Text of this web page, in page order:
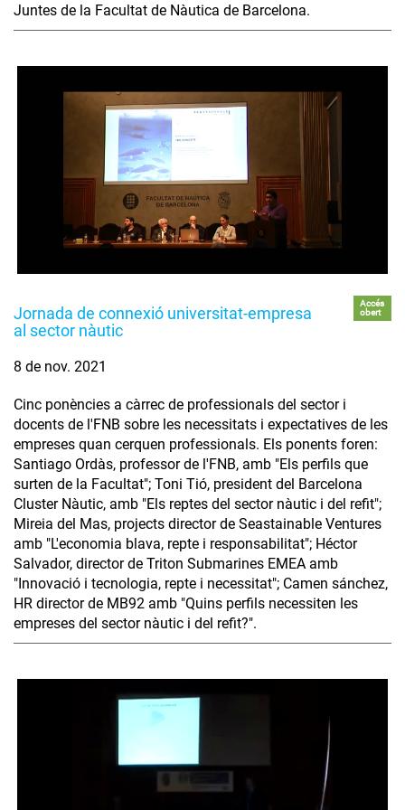
Juntes de la Facultat de Nàutica de Barcelona.
Jornada de connexió universitat-empresa
al sector nàutic
Accés
obert
8 de nov. 2021
Cinc ponències a càrrec de professionals del sector i
docents de l'FNB sobre les necessitats i expectatives de les
empreses quan cerquen professionals. Els ponents foren:
Santiago Ordàs, professor de l'FNB, amb "Els perfils que
surten de la Facultat"; Toni Tió, president del Barcelona
Cluster Nàutic, amb "Els reptes del sector nàutic i del refit";
Mireia del Mas, projects director de Seastainable Ventures
amb "L'economia blava, repte i responsabilitat"; Héctor
Salvador, director de Triton Submarines EMEA amb
"Innovació i tecnologia, repte i necessitat"; Camen sánchez,
HR director de MB92 amb "Quins perfils necessiten les
empreses del sector nàutic i del refit?".